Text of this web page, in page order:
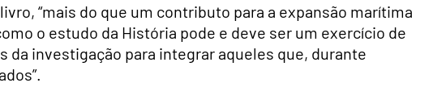
“mais do que um contributo para a expansão marítima
o estudo da História pode e deve ser um exercício de
da investigação para integrar aqueles que, durante